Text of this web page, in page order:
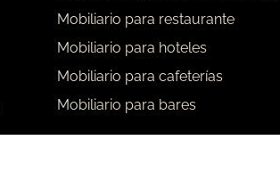
Mobiliario para restaurante
Mobiliario para hoteles
Mobiliario para cafeterías
Mobiliario para bares